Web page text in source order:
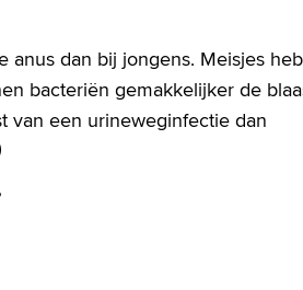
anus dan bij jongens. Meisjes
bacteriën gemakkelijker de
van een urineweginfectie dan